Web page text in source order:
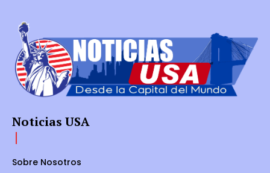
Noticias USA
Sobre Nosotros